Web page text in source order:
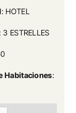
: HOTEL
: 3 ESTRELLES
Habitaciones: